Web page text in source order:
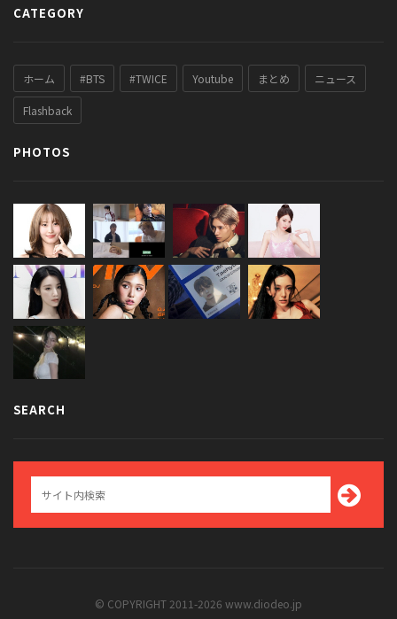
CATEGORY
ホーム #BTS #TWICE Youtube まとめ ニュース
Flashback
PHOTOS
SEARCH
© COPYRIGHT 2011-2026 www.diodeo.jp